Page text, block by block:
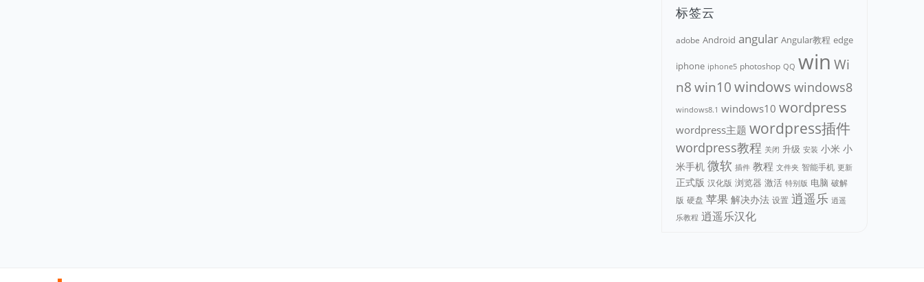
标签云
adobe Android angular Angular教程 edge
iphone iphone5 photoshop QQ win Wi
n8win10windows windows8
windows8.1 windows10 wordpress
wordpress主题 wordpress插件
wordpress教程 关闭 升级 安装 小米 小
米手机 微软 插件 教程 文件夹 智能手机 更新
正式版 汉化版 浏览器 激活 特别版 电脑 破解
版 硬盘 苹果 解决办法 设置 逍遥乐 逍遥
乐教程 逍遥乐汉化